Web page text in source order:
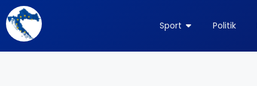
Sport Politik